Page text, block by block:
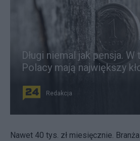
Długi niemal jak pensja.
Polacy mają największy
Redakcja
Nawet 40 tys. zł miesięcznie.